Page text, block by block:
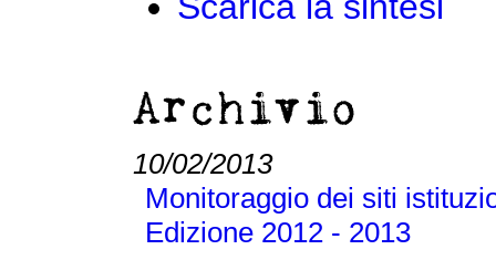
Archivio
10/02/2013
Monitoraggio dei siti
Edizione 2012 - 2013